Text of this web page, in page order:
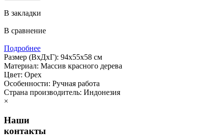
В закладки
В сравнение
Подробнее
Размер (ВхДхГ): 94х55х58 см
Материал: Массив красного дерева
Цвет: Орех
Особенности: Ручная работа
Страна производитель: Индонезия
×
Наши
контакты